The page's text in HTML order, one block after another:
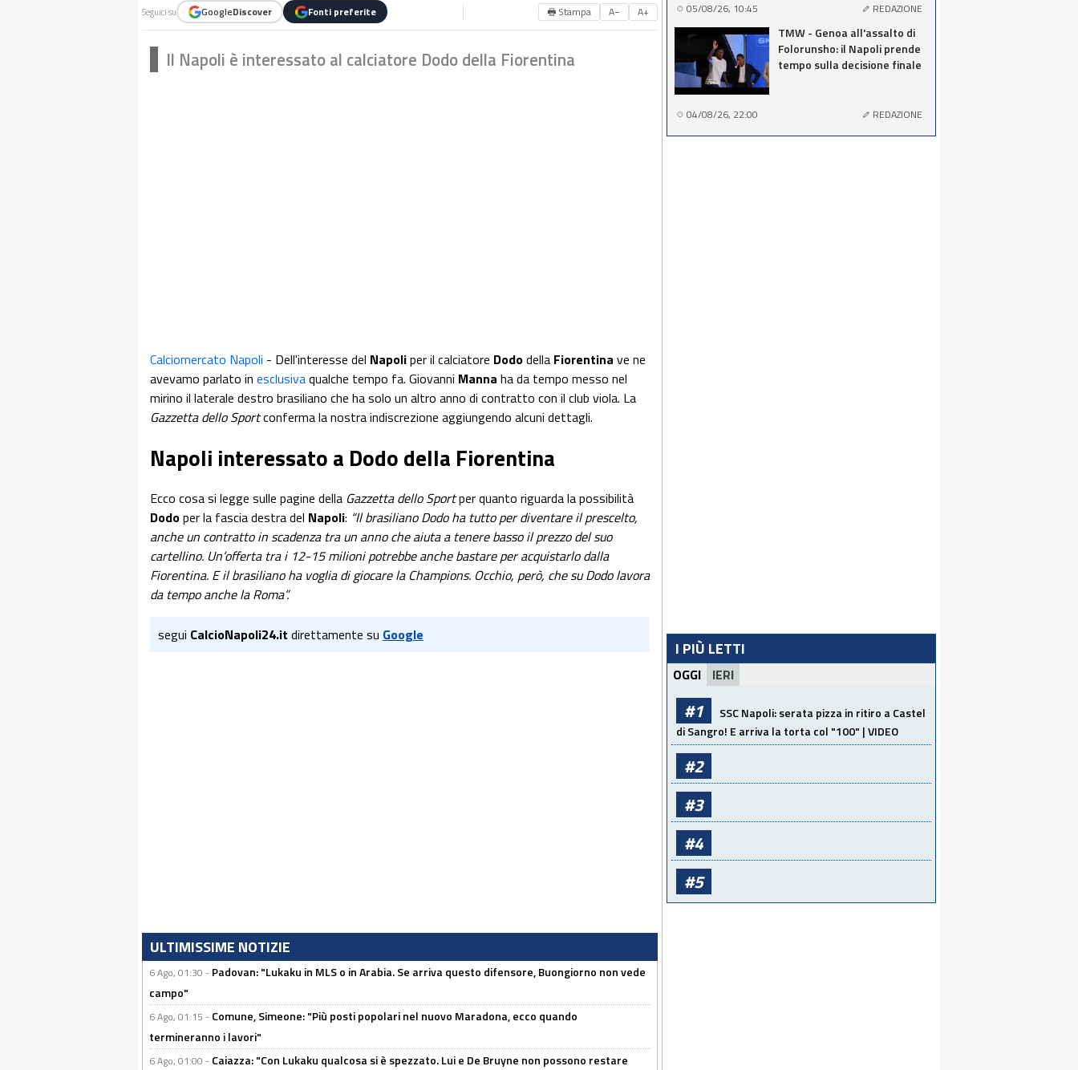
Seguici su GoogleDiscover Fonti preferite 🖶 Stampa A− A+
Il Napoli è interessato al calciatore Dodo della Fiorentina
Calciomercato Napoli - Dell'interesse del Napoliper il calciatore Dododella Fiorentina ve ne
avevamo parlato in esclusivaqualche tempo fa. Giovanni Manna ha da tempo messo nel
mirino il laterale destro brasiliano che ha solo un altro anno di contratto con il club viola. La
Gazzetta dello Sportconferma la nostra indiscrezione aggiungendo alcuni dettagli.
Napoli interessato a Dodo della Fiorentina
Ecco cosa si legge sulle pagine della Gazzetta dello Sportper quanto riguarda la possibilità
Dodoper la fascia destra del Napoli: “Il brasiliano Dodo ha tutto per diventare il prescelto,
anche un contratto in scadenza tra un anno che aiuta a tenere basso il prezzo del suo
cartellino. Un’offerta tra i 12-15 milioni potrebbe anche bastare per acquistarlo dalla
Fiorentina. E il brasiliano ha voglia di giocare la Champions. Occhio, però, che su Dodo lavora
da tempo anche la Roma”.
segui CalcioNapoli24.it direttamente su Google
ULTIMISSIME NOTIZIE
6 Ago, 01:30 - Padovan: "Lukaku in MLS o in Arabia. Se arriva questo difensore, Buongiorno non vede
campo"
6 Ago, 01:15 - Comune, Simeone: "Più posti popolari nel nuovo Maradona, ecco quando
termineranno i lavori"
6 Ago, 01:00 - Caiazza: "Con Lukaku qualcosa si è spezzato. Lui e De Bruyne non possono restare
05/08/26, 10:45 REDAZIONE
TMW - Genoa all'assalto di
Folorunsho: il Napoli prende
tempo sulla decisione finale
04/08/26, 22:00 REDAZIONE
I PIÙ LETTI
OGGI IERI
#1
SSC Napoli: serata pizza in ritiro a Castel
di Sangro! E arriva la torta col "100" | VIDEO
#2
#3
#4
#5